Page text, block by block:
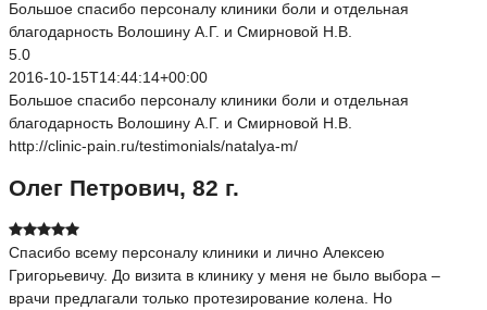
Большое спасибо персоналу клиники боли и отдельная
благодарность Волошину А.Г. и Смирновой Н.В.
5.0
2016-10-15T14:44:14+00:00
Большое спасибо персоналу клиники боли и отдельная
благодарность Волошину А.Г. и Смирновой Н.В.
http://clinic-pain.ru/testimonials/natalya-m/
Олег Петрович, 82 г.
Спасибо всему персоналу клиники и лично Алексею
Григорьевичу. До визита в клинику у меня не было выбора –
врачи предлагали только протезирование колена. Но